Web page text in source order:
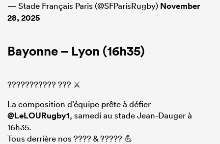
— Stade Français Paris (@SFParisRugby) November
28, 2025
Bayonne – Lyon (16h35)
??????????? ??? ⚔️
La composition d’équipe prête à défier
@LeLOURugby1, samedi au stade Jean-Dauger à
16h35.
Tous derrière nos ???? & ????? 💪